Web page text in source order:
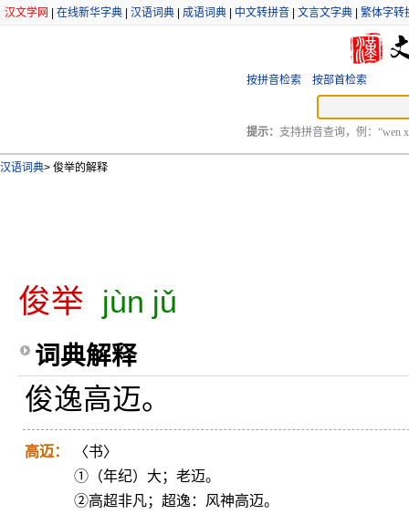
汉文学网 在线新华字典 汉语词典 成语词典 中文转拼音 文言文字典 繁体字转
按拼音检索 按部首检索
提示： 支持拼音查询，例：“wen
汉语词典> 俊举的解释
俊举 jùn jǔ
词典解释
俊逸高迈。
高迈：
〈书〉
①（年纪）大；老迈。
②高超非凡；超逸：风神高迈。